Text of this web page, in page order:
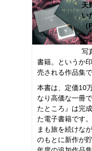
天
い
ロ
写
書籍。というか
売される作品集で
本書は、定価10
なり高価な一冊
たところ』は完
た電子書籍です
まも旅を続けな
のもとに新作が